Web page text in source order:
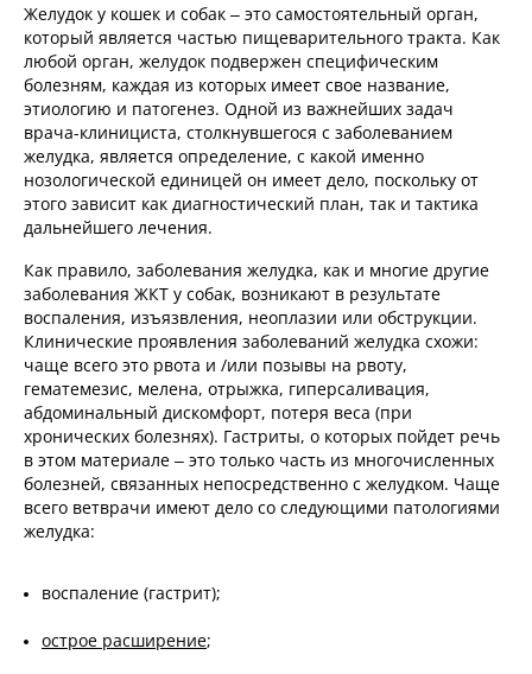
Желудок у кошек и собак – это самостоятельный орган,
который является частью пищеварительного тракта. Как
любой орган, желудок подвержен специфическим
болезням, каждая из которых имеет свое название,
этиологию и патогенез. Одной из важнейших задач
врача-клинициста, столкнувшегося с заболеванием
желудка, является определение, с какой именно
нозологической единицей он имеет дело, поскольку от
этого зависит как диагностический план, так и тактика
дальнейшего лечения.
Как правило, заболевания желудка, как и многие другие
заболевания ЖКТ у собак, возникают в результате
воспаления, изъязвления, неоплазии или обструкции.
Клинические проявления заболеваний желудка схожи:
чаще всего это рвота и /или позывы на рвоту,
гематемезис, мелена, отрыжка, гиперсаливация,
абдоминальный дискомфорт, потеря веса (при
хронических болезнях). Гастриты, о которых пойдет речь
в этом материале – это только часть из многочисленных
болезней, связанных непосредственно с желудком. Чаще
всего ветврачи имеют дело со следующими патологиями
желудка:
воспаление (гастрит);
острое расширение;